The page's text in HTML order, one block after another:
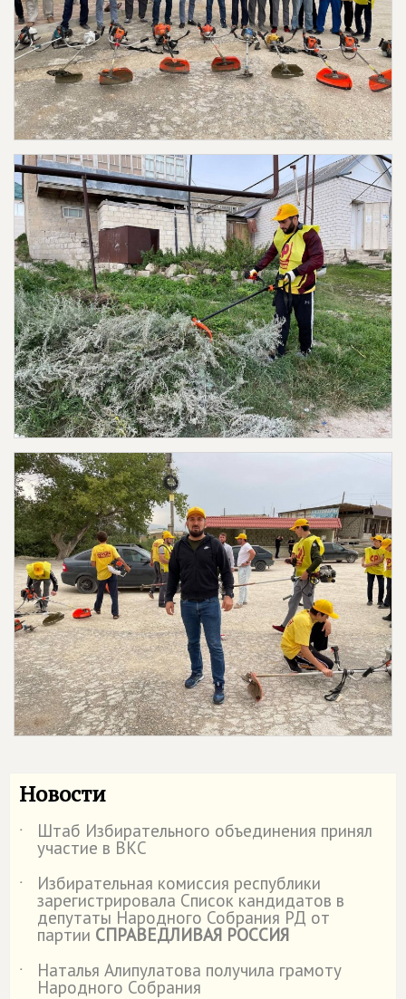
Новости
˙ Штаб Избирательного объединения принял
участие в ВКС
˙
Избирательная комиссия республики
зарегистрировала Список кандидатов в
депутаты Народного Собрания РД от
партии СПРАВЕДЛИВАЯ РОССИЯ
˙
Наталья Алипулатова получила грамоту
Народного Собрания